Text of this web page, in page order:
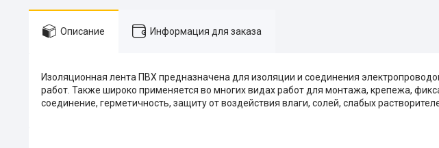
Описание Информация для заказа
Изоляционная лента ПВХ предназначена для изоляции и соединения
работ. Также широко применяется во многих видах работ для монтажа, крепежа,
соединение, герметичность, защиту от воздействия влаги, солей, слабых